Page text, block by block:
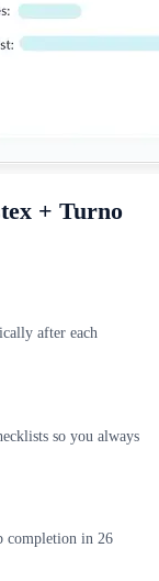
+ Turno
after each
so you always
completion in 26